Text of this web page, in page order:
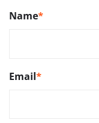
Name*
Email*